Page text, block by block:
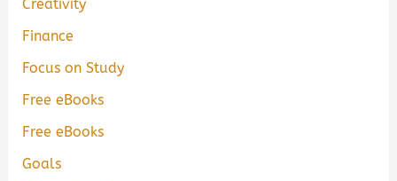
Creativity
Finance
Focus on Study
Free eBooks
Free eBooks
Goals